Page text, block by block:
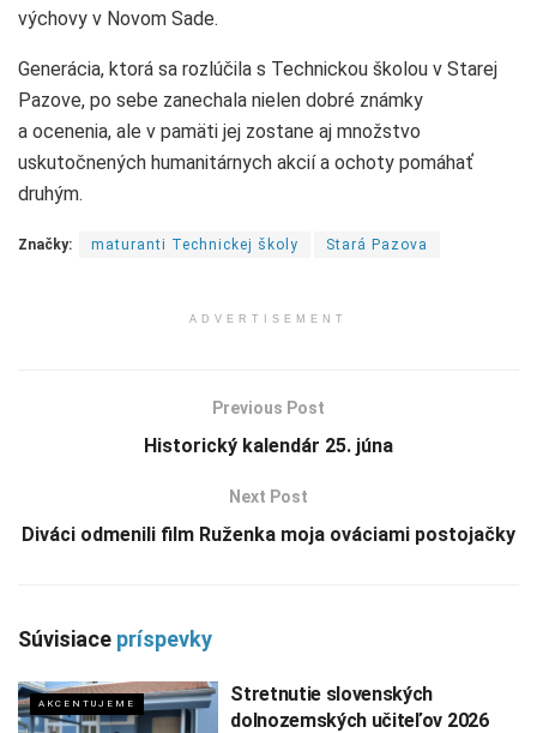
výchovy v Novom Sade.
Generácia, ktorá sa rozlúčila s Technickou školou v Starej
Pazove, po sebe zanechala nielen dobré známky
a ocenenia, ale v pamäti jej zostane aj množstvo
uskutočnených humanitárnych akcií a ochoty pomáhať
druhým.
Značky: maturanti Technickej školy Stará Pazova
ADVERTISEMENT
Previous Post
Historický kalendár 25. júna
Next Post
Diváci odmenili film Ruženka moja ováciami postojačky
Súvisiace príspevky
AKCENTUJEME
Stretnutie slovenských
dolnozemských učiteľov 2026